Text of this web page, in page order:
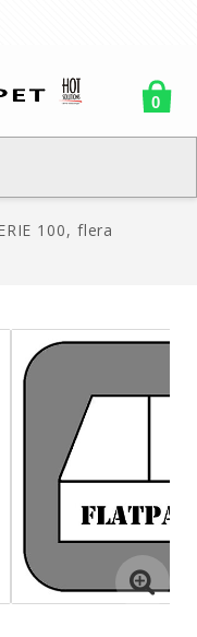
0
100, flera